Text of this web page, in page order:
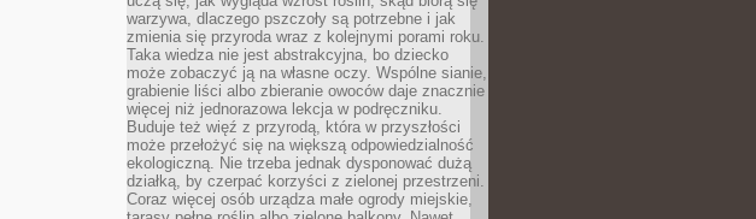
warzywa, dlaczego pszczoły są potrzebne i jak
zmienia się przyroda wraz z kolejnymi porami roku.
Taka wiedza nie jest abstrakcyjna, bo dziecko
może zobaczyć ją na własne oczy. Wspólne sianie,
grabienie liści albo zbieranie owoców daje znacznie
więcej niż jednorazowa lekcja w podręczniku.
Buduje też więź z przyrodą, która w przyszłości
może przełożyć się na większą odpowiedzialność
ekologiczną. Nie trzeba jednak dysponować dużą
działką, by czerpać korzyści z zielonej przestrzeni.
Coraz więcej osób urządza małe ogrody miejskie,